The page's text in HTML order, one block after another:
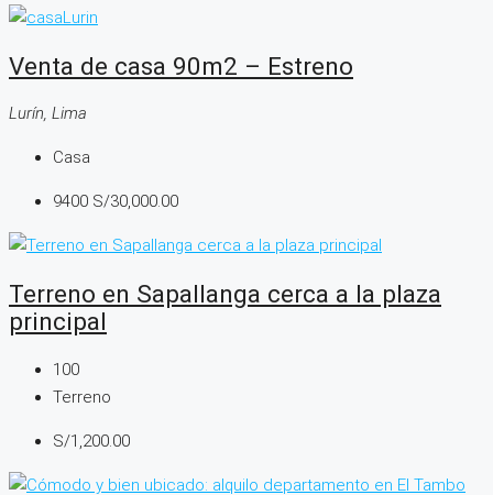
Venta de casa 90m2 – Estreno
Lurín, Lima
Casa
9400 S/30,000.00
Terreno en Sapallanga cerca a la plaza
principal
100
Terreno
S/1,200.00